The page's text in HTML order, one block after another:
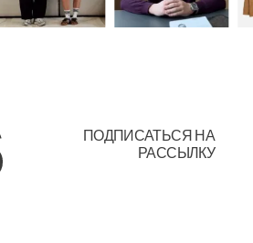
ПОДПИСАТЬСЯ НА
РАССЫЛКУ